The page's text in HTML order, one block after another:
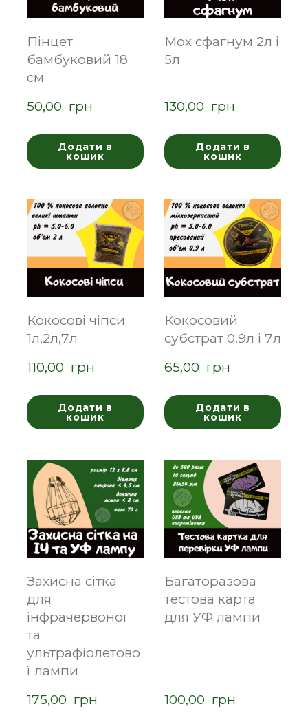
Пінцет
бамбуковий 18
см
50,00  грн
Додати в
кошик
Мох сфагнум 2л і
5л
130,00  грн
Додати в
кошик
Кокосові чіпси
1л,2л,7л
110,00  грн
Додати в
кошик
Кокосовий
субстрат 0.9л і 7л
65,00  грн
Додати в
кошик
Захисна сітка
для
інфрачервоної
та
ультрафіолетово
ї лампи
175,00  грн
Багаторазова
тестова карта
для УФ лампи
100,00  грн